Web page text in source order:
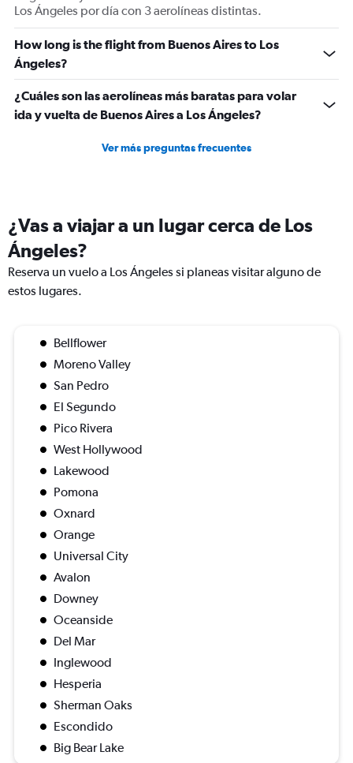
Los Ángeles por día con 3 aerolíneas distintas.
How long is the flight from Buenos Aires to Los
Ángeles?
¿Cuáles son las aerolíneas más baratas para volar
ida y vuelta de Buenos Aires a Los Ángeles?
Ver más preguntas frecuentes
¿Vas a viajar a un lugar cerca de Los
Ángeles?
Reserva un vuelo a Los Ángeles si planeas visitar alguno de
estos lugares.
Bellflower
Moreno Valley
San Pedro
El Segundo
Pico Rivera
West Hollywood
Lakewood
Pomona
Oxnard
Orange
Universal City
Avalon
Downey
Oceanside
Del Mar
Inglewood
Hesperia
Sherman Oaks
Escondido
Big Bear Lake